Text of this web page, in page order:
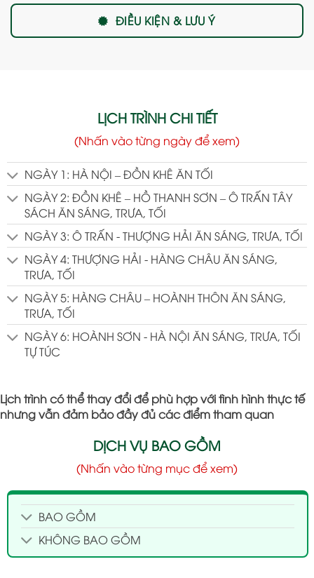
LỊCH TRÌNH CHI TIẾT
(Nhấn vào từng ngày để xem)
NGÀY 1: HÀ NỘI – ĐỒN KHÊ ĂN TỐI
NGÀY 2: ĐỒN KHÊ – HỒ THANH SƠN – Ô TRẤN TÂY
SÁCH ĂN SÁNG, TRƯA, TỐI
NGÀY 3: Ô TRẤN - THƯỢNG HẢI ĂN SÁNG, TRƯA, TỐI
NGÀY 4: THƯỢNG HẢI - HÀNG CHÂU ĂN SÁNG,
TRƯA, TỐI
NGÀY 5: HÀNG CHÂU – HOÀNH THÔN ĂN SÁNG,
TRƯA, TỐI
NGÀY 6: HOÀNH SƠN - HÀ NỘI ĂN SÁNG, TRƯA, TỐI
TỰ TÚC
Lịch trình có thể thay đổi để phù hợp với tình hình thực tế
nhưng vẫn đảm bảo đầy đủ các điểm tham quan
DỊCH VỤ BAO GỒM
(Nhấn vào từng mục để xem)
BAO GỒM
KHÔNG BAO GỒM
ĐIỀU KIỆN & LƯU Ý